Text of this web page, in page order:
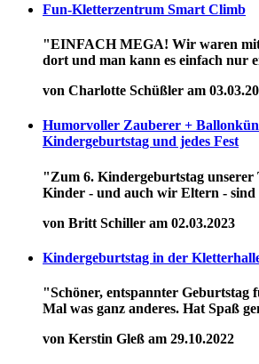
Fun-Kletterzentrum Smart Climb
"EINFACH MEGA! Wir waren mit
dort und man kann es einfach nur
von Charlotte Schüßler am
Humorvoller Zauberer +
Kindergeburtstag und jedes Fest
"Zum 6. Kindergeburtstag unserer
Kinder - und auch wir Eltern - sind
von Britt Schiller am 02.03.2023
Kindergeburtstag in der
"Schöner, entspannter Geburtstag
Mal was ganz anderes. Hat Spaß
von Kerstin Gleß am 29.10.2022